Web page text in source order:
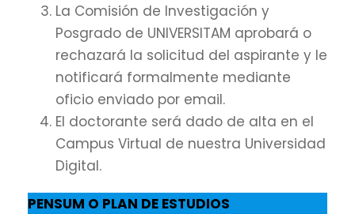
La Comisión de Investigación y
Posgrado de UNIVERSITAM aprobará o
rechazará la solicitud del aspirante y le
notificará formalmente mediante
oficio enviado por email.
El doctorante será dado de alta en el
Campus Virtual de nuestra Universidad
Digital.
PENSUM O PLAN DE ESTUDIOS